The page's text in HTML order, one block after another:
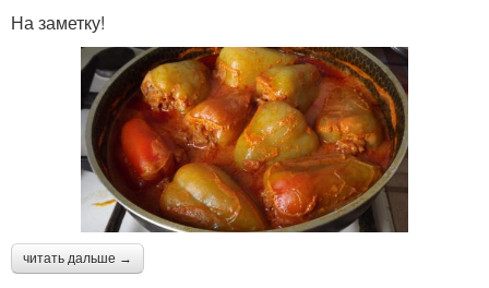
На заметку!
читать дальше →